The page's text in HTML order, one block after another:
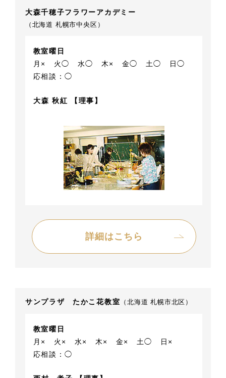
大森千穂子フラワーアカデミー
（北海道 札幌市中央区）
教室曜日
月×
火◯ 水◯ 木× 金◯ 土◯
日◯
応相談：◯
大森 秋紅 【理事】
詳細はこちら
サンプラザ たかこ花教室 （北海道 札幌市北区）
教室曜日
月×
火× 水× 木× 金× 土◯
日×
応相談：◯